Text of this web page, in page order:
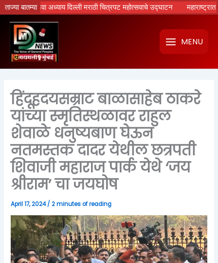
ताज्या बातम्या
नवा अध्याय दिल्ली मराठी चित्रपट महोत्सवाचे उद्घाटन महाराष्ट्रात होणार
Skip
to
content
MENU
हिंदूहदयसम्राट बाळासाहेब ठाकरे
यांच्या स्मृतिस्थळावर राहुल
शेवाळे धनुष्यबाण घेऊन
नतमस्तक दादर येथील छत्रपती
शिवाजी महाराज पार्क येथे ‘जय
श्रीराम’ चा जयघोष
April 17, 2024/2 minutes of reading